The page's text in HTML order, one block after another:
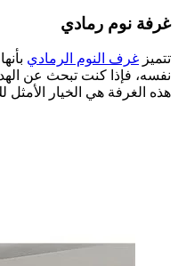
غرفة نوم رمادي
تتميز غرف النوم الرمادي
نفسه، فإذا كنت تبحث عن
هذه الغرفة هي الخيار الأمثل